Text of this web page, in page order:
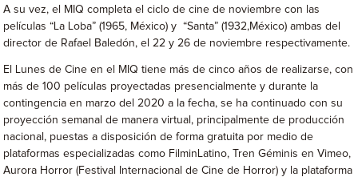
A su vez, el MIQ completa el ciclo de cine de noviembre con las
películas “La Loba” (1965, México) y “Santa” (1932,México) ambas del
director de Rafael Baledón, el 22 y 26 de noviembre respectivamente.
El Lunes de Cine en el MIQ tiene más de cinco años de realizarse, con
más de 100 películas proyectadas presencialmente y durante la
contingencia en marzo del 2020 a la fecha, se ha continuado con su
proyección semanal de manera virtual, principalmente de producción
nacional, puestas a disposición de forma gratuita por medio de
plataformas especializadas como FilminLatino, Tren Géminis en Vimeo,
Aurora Horror (Festival Internacional de Cine de Horror) y la plataforma